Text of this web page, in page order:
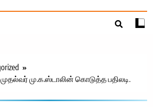
Tamil News |
Health | Tamil
Technology |
Sports News
மு.க.ஸ்டாலின் கொடுத்த பதிலடி.